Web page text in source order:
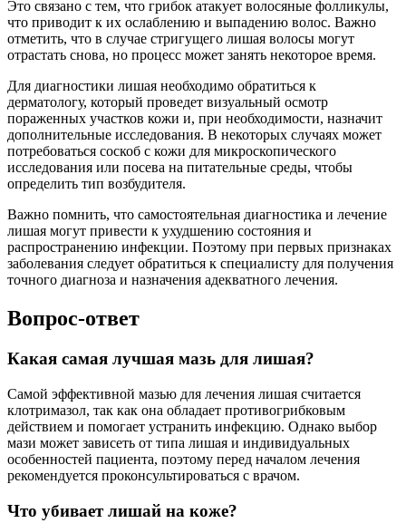
Это связано с тем, что грибок атакует волосяные фолликулы,
что приводит к их ослаблению и выпадению волос. Важно
отметить, что в случае стригущего лишая волосы могут
отрастать снова, но процесс может занять некоторое время.
Для диагностики лишая необходимо обратиться к
дерматологу, который проведет визуальный осмотр
пораженных участков кожи и, при необходимости, назначит
дополнительные исследования. В некоторых случаях может
потребоваться соскоб с кожи для микроскопического
исследования или посева на питательные среды, чтобы
определить тип возбудителя.
Важно помнить, что самостоятельная диагностика и лечение
лишая могут привести к ухудшению состояния и
распространению инфекции. Поэтому при первых признаках
заболевания следует обратиться к специалисту для получения
точного диагноза и назначения адекватного лечения.
Вопрос-ответ
Какая самая лучшая мазь для лишая?
Самой эффективной мазью для лечения лишая считается
клотримазол, так как она обладает противогрибковым
действием и помогает устранить инфекцию. Однако выбор
мази может зависеть от типа лишая и индивидуальных
особенностей пациента, поэтому перед началом лечения
рекомендуется проконсультироваться с врачом.
Что убивает лишай на коже?